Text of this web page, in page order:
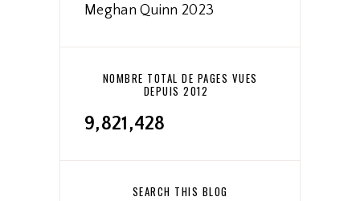
Meghan Quinn 2023
NOMBRE TOTAL DE PAGES VUES
DEPUIS 2012
9,821,428
SEARCH THIS BLOG